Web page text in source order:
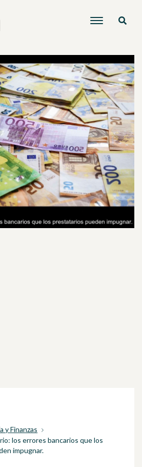
y Finanzas
los errores bancarios que los
impugnar.